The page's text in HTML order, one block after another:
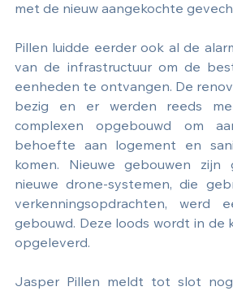
met de nieuw aangekochte
Pillen luidde eerder ook al de
van de infrastructuur om de
eenheden te ontvangen. De
bezig en er werden reeds
complexen opgebouwd om
behoefte aan logement en
komen. Nieuwe gebouwen zijn
nieuwe drone-systemen, die
verkenningsopdrachten, werd
gebouwd. Deze loods wordt in de
opgeleverd.
Jasper Pillen meldt tot slot